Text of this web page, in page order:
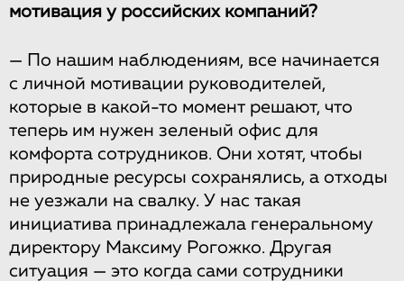
мотивация у российских компаний?
— По нашим наблюдениям, все начинается
с личной мотивации руководителей,
которые в какой-то момент решают, что
теперь им нужен зеленый офис для
комфорта сотрудников. Они хотят, чтобы
природные ресурсы сохранялись, а отходы
не уезжали на свалку. У нас такая
инициатива принадлежала генеральному
директору Максиму Рогожко. Другая
ситуация — это когда сами сотрудники